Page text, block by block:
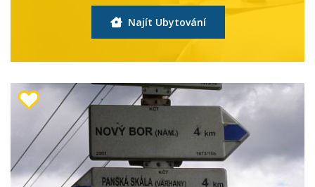
Najít Ubytování